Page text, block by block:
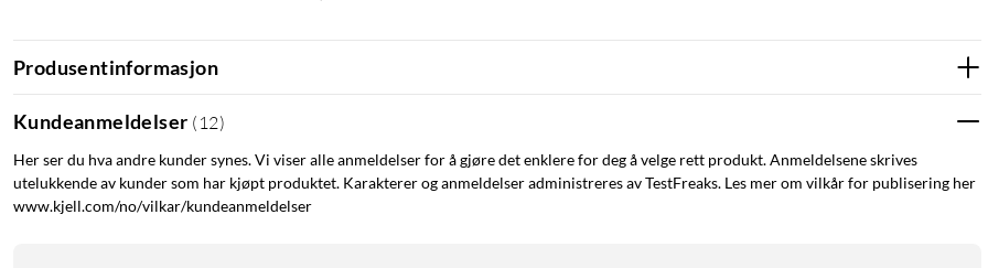
Produsentinformasjon
Kundeanmeldelser ( 12)
Her ser du hva andre kunder synes. Vi viser alle anmeldelser for å gjøre det enklere for deg å velge rett produkt. Anmeldelsene skrives
utelukkende av kunder som har kjøpt produktet. Karakterer og anmeldelser administreres av TestFreaks. Les mer om vilkår for publisering her
www.kjell.com/no/vilkar/kundeanmeldelser